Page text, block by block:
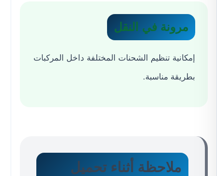
مرونة في النقل
إمكانية تنظيم الشحنات المختلفة داخل المركبات
بطريقة مناسبة.
ملاحظة أثناء تحميل